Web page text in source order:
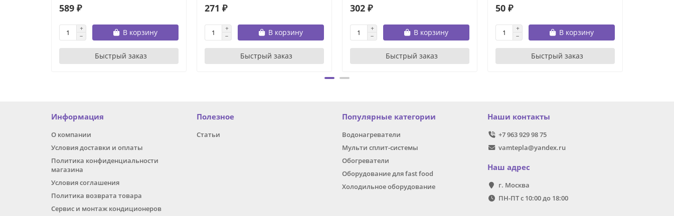
589 ₽
В корзину
Быстрый заказ
271 ₽
В корзину
Быстрый заказ
302 ₽
В корзину
Быстрый заказ
50 ₽
В корзину
Быстрый заказ
Информация
О компании
Условия доставки и оплаты
Политика конфиденциальности
магазина
Условия соглашения
Политика возврата товара
Сервис и монтаж кондиционеров
Полезное
Статьи
Популярные категории
Водонагреватели
Мульти сплит-системы
Обогреватели
Оборудование для fast food
Холодильное оборудование
Наши контакты
+7 963 929 98 75
vamtepla@yandex.ru
Наш адрес
г. Москва
ПН-ПТ с 10:00 до 18:00